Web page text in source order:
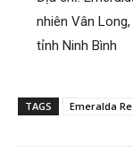
nhiên Vân
tỉnh Ninh Bình
TAGS Emeralda